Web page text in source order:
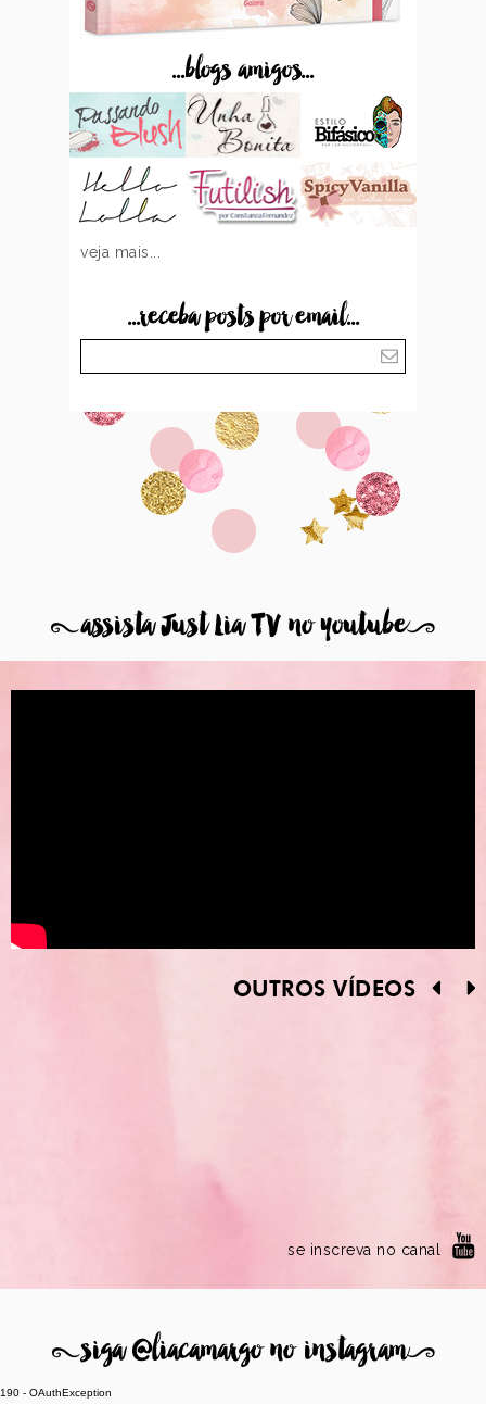
...blogs amigos...
veja mais...
...receba posts por email...
8assista Just Lia TV no youtube9
OUTROS VÍDEOS
se inscreva no canal
8siga @liacamargo no instagram9
190 - OAuthException